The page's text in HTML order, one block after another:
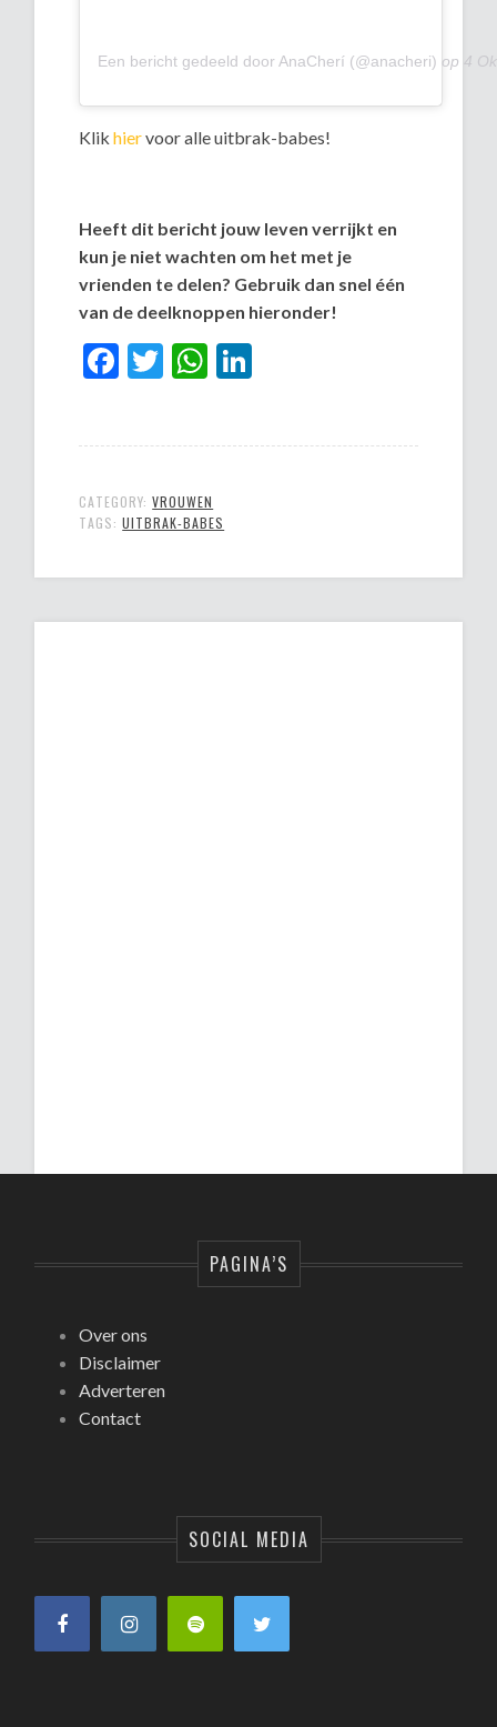
Een bericht gedeeld door AnaCherí (@anacheri) op 4
Klikhiervoor alle uitbrak-babes!
Heeft dit bericht jouw leven verrijkt en
kun je niet wachten om het met je
vrienden te delen? Gebruik dan snel één
van de deelknoppen hieronder!
Facebook
TwitterWhatsApp
CATEGORY:VROUWEN
TAGS:UITBRAK-BABES
PAGINA’S
Over ons
Disclaimer
Adverteren
Contact
SOCIAL MEDIA